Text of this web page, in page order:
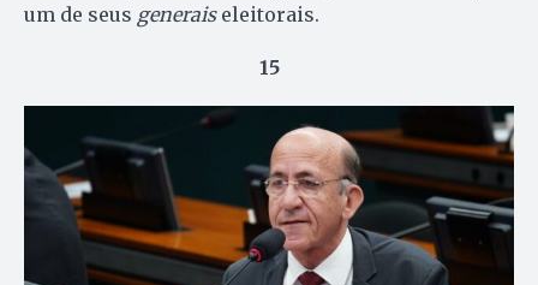
um de seus generaiseleitorais.
15